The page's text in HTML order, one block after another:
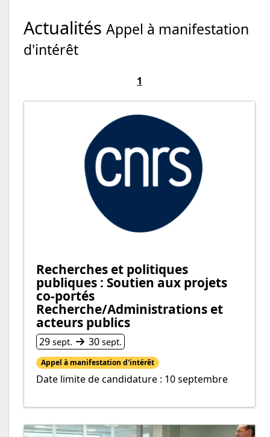
Actualités Appel à manifestation
d'intérêt
1
Recherches et politiques
publiques : Soutien aux projets
co-portés
Recherche/Administrations et
acteurs publics
Du
29 sept.
au 30sept.
Appel à manifestation d'intérêt
Date limite de candidature : 10 septembre